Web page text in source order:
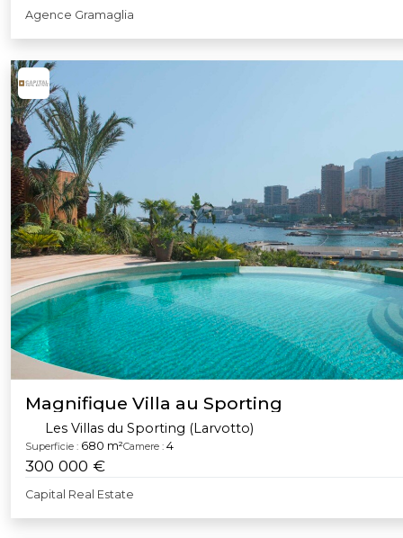
Agence Gramaglia
Magnifique Villa au Sporting
Les Villas du Sporting (Larvotto)
Superficie : 680 m²Camere : 4
300 000 €
Capital Real Estate